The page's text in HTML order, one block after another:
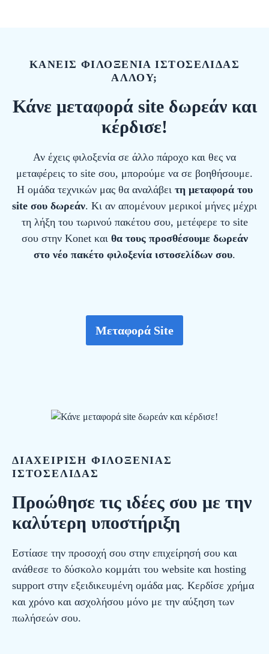
ΚΑΝΕΙΣ ΦΙΛΟΞΕΝΙΑ ΙΣΤΟΣΕΛΙΔΑΣ
ΑΛΛΟΥ;
Κάνε μεταφορά site δωρεάν και
κέρδισε!
Αν έχεις φιλοξενία σε άλλο πάροχο και θες να
μεταφέρεις το site σου, μπορούμε να σε βοηθήσουμε.
Η ομάδα τεχνικών μας θα αναλάβει τη μεταφορά του
site σου δωρεάν. Κι αν απομένουν μερικοί μήνες μέχρι
τη λήξη του τωρινού πακέτου σου, μετέφερε το site
σου στην Konet και θα τους προσθέσουμε δωρεάν
στο νέο πακέτο φιλοξενία ιστοσελίδων σου.
Μεταφορά Site
ΔΙΑΧΕΙΡΙΣΗ ΦΙΛΟΞΕΝΙΑΣ
ΙΣΤΟΣΕΛΙΔΑΣ
Προώθησε τις ιδέες σου με την
καλύτερη υποστήριξη
Εστίασε την προσοχή σου στην επιχείρησή σου και
ανάθεσε το δύσκολο κομμάτι του website και hosting
support στην εξειδικευμένη ομάδα μας. Κερδίσε χρήμα
και χρόνο και ασχολήσου μόνο με την αύξηση των
πωλήσεών σου.